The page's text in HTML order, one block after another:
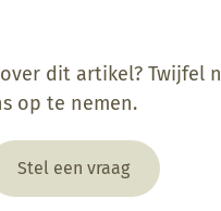
dit artikel? Twijfel
op te nemen.
Stel een vraag